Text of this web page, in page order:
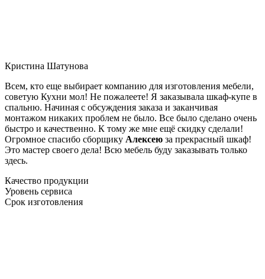
Кристина Шатунова
Всем, кто еще выбирает компанию для изготовления мебели,
советую Кухни мол! Не пожалеете! Я заказывала шкаф-купе в
спальню. Начиная с обсуждения заказа и заканчивая
монтажом никаких проблем не было. Все было сделано очень
быстро и качественно. К тому же мне ещё скидку сделали!
Огромное спасибо сборщику Алексею за прекрасный шкаф!
Это мастер своего дела! Всю мебель буду заказывать только
здесь.
Качество продукции
Уровень сервиса
Срок изготовления